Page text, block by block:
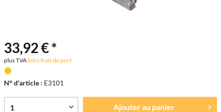
33,92 € *
plus TVAhors frais de port
N° d'article : E3101
Ajouter au panier